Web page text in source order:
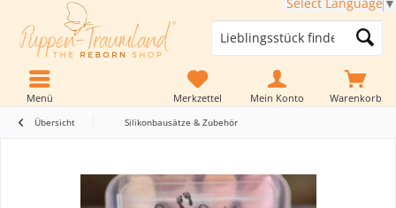
Warenkorb
Merkzettel Mein Konto
Menü
Übersicht Silikonbausätze & Zubehör